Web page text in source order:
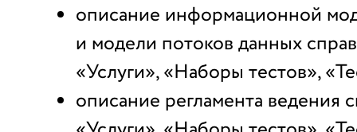
описание информационной
и модели потоков данных
«Услуги», «Наборы тестов»,
описание регламента ведения